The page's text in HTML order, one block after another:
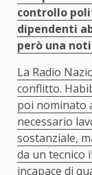
controllo
dipendenti
però una
La Radio
conflitto.
poi nominato
necessario
sostanziale,
da un tecnico
incapace di